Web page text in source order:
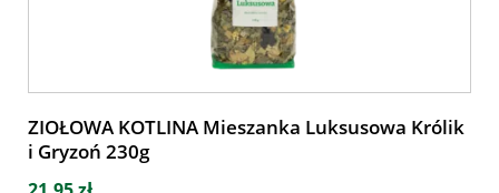
ZIOŁOWA KOTLINA Mieszanka Luksusowa Królik
i Gryzoń 230g